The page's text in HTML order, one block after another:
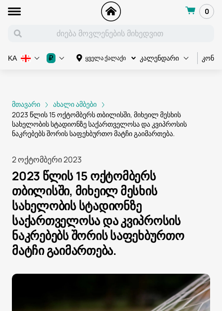
0
ყველა ქალაქი კალენდარი
KA ₽
მთავარი
ახალი ამბები
2023 წლის 15 ოქტომბერს თბილისში, მიხეილ მესხის
სახელობის სტადიონზე საქართველოსა და კვიპროსის
ნაკრებებს შორის საფეხბურთო მატჩი გაიმართება.
2 ოქტომბერი 2023
2023 წლის 15 ოქტომბერს
თბილისში, მიხეილ მესხის
სახელობის სტადიონზე
საქართველოსა და კვიპროსის
ნაკრებებს შორის საფეხბურთო
მატჩი გაიმართება.